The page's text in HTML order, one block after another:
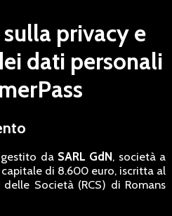
privacy e
dati personali
da SARL GdN, società a
di 8.600 euro, iscritta al
Società (RCS) di Romans